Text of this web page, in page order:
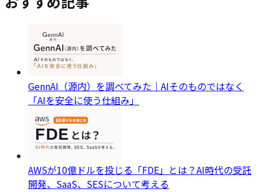
GennAI（源内）を調べてみた｜AIそのものではなく
「AIを安全に使う仕組み」
AWSが10億ドルを投じる「FDE」とは？AI時代の受託
開発、SaaS、SESについて考える